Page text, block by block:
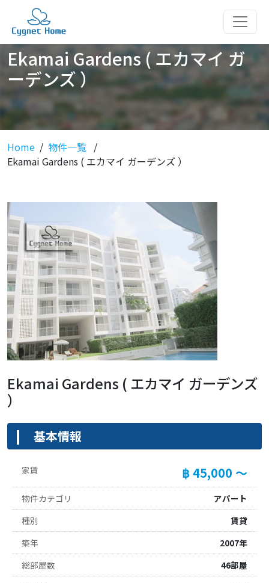
Ekamai Gardens ( エカマイ ガ
ーデンズ ）
Home
物件一覧
Ekamai Gardens ( エカマイ ガーデンズ ）
Ekamai Gardens ( エカマイ ガーデンズ
）
基本情報
家賃 ฿ 45,000 ～
物件カテゴリ
アパート
種別
賃貸
築年
2007年
総部屋数
46部屋